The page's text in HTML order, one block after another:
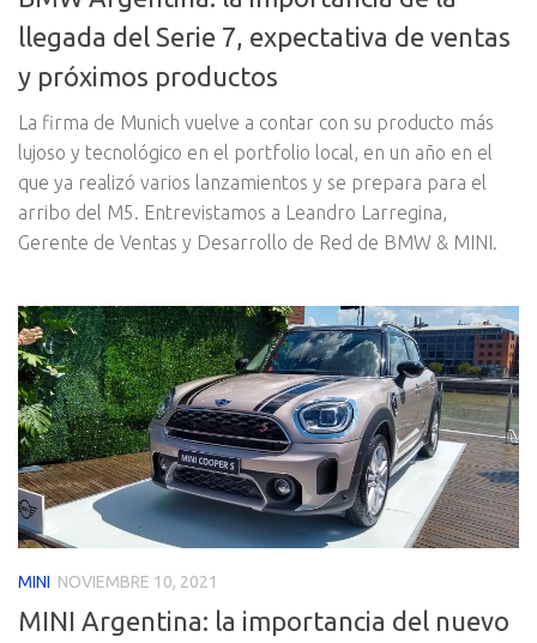
llegada del Serie 7, expectativa de ventas
y próximos productos
La firma de Munich vuelve a contar con su producto más
lujoso y tecnológico en el portfolio local, en un año en el
que ya realizó varios lanzamientos y se prepara para el
arribo del M5. Entrevistamos a Leandro Larregina,
Gerente de Ventas y Desarrollo de Red de BMW & MINI.
MINI NOVIEMBRE 10, 2021
MINI Argentina: la importancia del nuevo